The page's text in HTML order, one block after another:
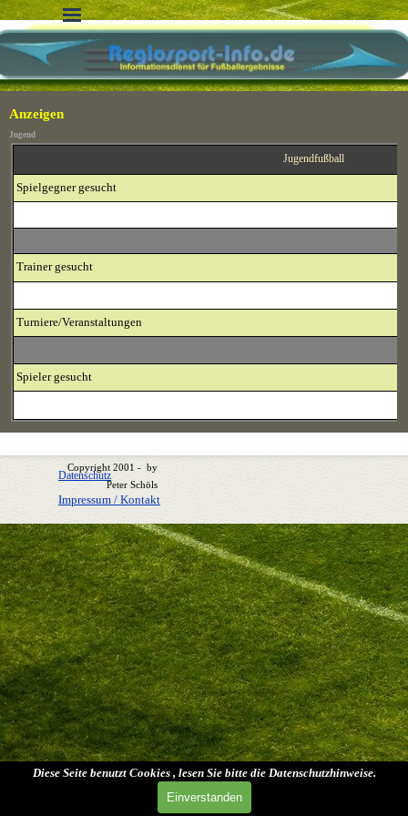
Direkt zum Seiteninhalt
Menü überspringen
Anzeigen
Jugend
Jugendfußball
Spielgegner gesucht
Trainergesucht
Turniere/Veranstaltungen
Spieler gesucht
Datenschutz
Impressum / Kontakt
Copyright 2001 - by
Peter Schöls
Zurück zum Seiteninhalt
Diese Seite benutzt Cookies , lesen Sie bitte die Datenschutzhinweise.
Einverstanden